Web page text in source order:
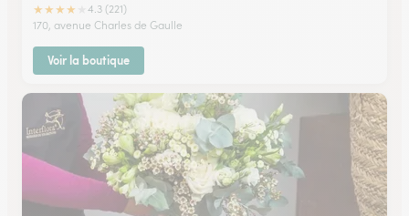
★★★★
4.3 (221)
170, avenue Charles de Gaulle
Voir la boutique